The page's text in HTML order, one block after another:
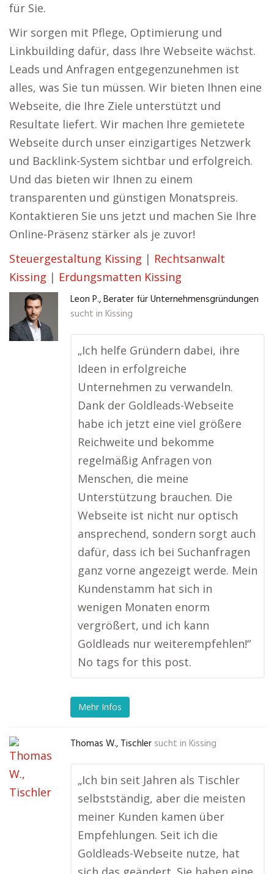
für Sie.
Wir sorgen mit Pflege, Optimierung und
Linkbuilding dafür, dass Ihre Webseite wächst.
Leads und Anfragen entgegenzunehmen ist
alles, was Sie tun müssen. Wir bieten Ihnen eine
Webseite, die Ihre Ziele unterstützt und
Resultate liefert. Wir machen Ihre gemietete
Webseite durch unser einzigartiges Netzwerk
und Backlink-System sichtbar und erfolgreich.
Und das bieten wir Ihnen zu einem
transparenten und günstigen Monatspreis.
Kontaktieren Sie uns jetzt und machen Sie Ihre
Online-Präsenz stärker als je zuvor!
Steuergestaltung Kissing | Rechtsanwalt
Kissing | Erdungsmatten Kissing
Leon P., Berater für Unternehmensgründungen
sucht in Kissing
„Ich helfe Gründern dabei, ihre
Ideen in erfolgreiche
Unternehmen zu verwandeln.
Dank der Goldleads-Webseite
habe ich jetzt eine viel größere
Reichweite und bekomme
regelmäßig Anfragen von
Menschen, die meine
Unterstützung brauchen. Die
Webseite ist nicht nur optisch
ansprechend, sondern sorgt auch
dafür, dass ich bei Suchanfragen
ganz vorne angezeigt werde. Mein
Kundenstamm hat sich in
wenigen Monaten enorm
vergrößert, und ich kann
Goldleads nur weiterempfehlen!“
No tags for this post.
Mehr Infos
Thomas W., Tischler sucht in Kissing
„Ich bin seit Jahren als Tischler
selbstständig, aber die meisten
meiner Kunden kamen über
Empfehlungen. Seit ich die
Goldleads-Webseite nutze, hat